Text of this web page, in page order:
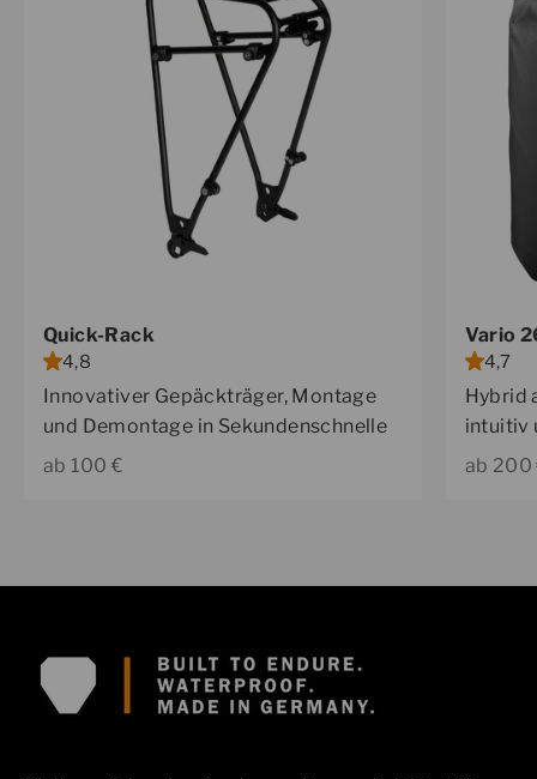
Quick-Rack
4,8
Innovativer Gepäckträger, Montage
und Demontage in Sekundenschnelle
Angebot
ab 100 €
Vario
4,7
Hybrid
intuitiv
ab 200